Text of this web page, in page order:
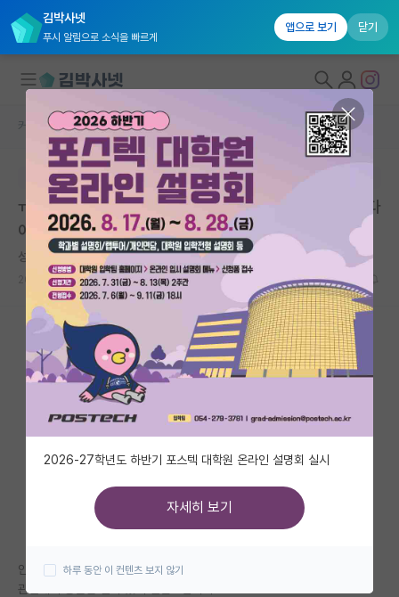
김박사넷
푸시 알림으로 소식을 빠르게
앱으로 보기 닫기
대학원생 모집
국내대학원 정보
연구실&오픈랩
커뮤니티
커뮤니티 홈
전체글보기
베스트 게시판
IF 명예의전당
자유 게시판(아무개랩)
미국 유학 게시판
미국 대학원 합격 후기 게시판
대학원 합격 후기 게시판
커뮤니티 홈 자유 게시판(아무개랩)
본문이 수정되지 않는 박제글입니다.
ㅠㅠ 하찮은 질문이라 어디 물어보기도 그래서 질문합니다
아 ㅠㅠ
성급한 쇠렌 키르케고르
2026.05.04 4 7245
안녕하세요, 현재 석사학위논문으로 심리학 실험 과제를 설계 중인데 사용
관련해서 궁금한 점이 있어 질문드립니다.
2026-27학년도 하반기 포스텍 대학원 온라인 설명회 실시
자세히 보기
하루 동안 이 컨텐츠 보지 않기